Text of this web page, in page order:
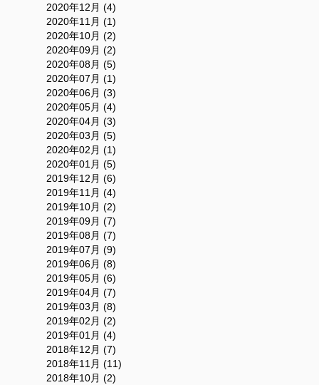
2020年12月 (4)
2020年11月 (1)
2020年10月 (2)
2020年09月 (2)
2020年08月 (5)
2020年07月 (1)
2020年06月 (3)
2020年05月 (4)
2020年04月 (3)
2020年03月 (5)
2020年02月 (1)
2020年01月 (5)
2019年12月 (6)
2019年11月 (4)
2019年10月 (2)
2019年09月 (7)
2019年08月 (7)
2019年07月 (9)
2019年06月 (8)
2019年05月 (6)
2019年04月 (7)
2019年03月 (8)
2019年02月 (2)
2019年01月 (4)
2018年12月 (7)
2018年11月 (11)
2018年10月 (2)